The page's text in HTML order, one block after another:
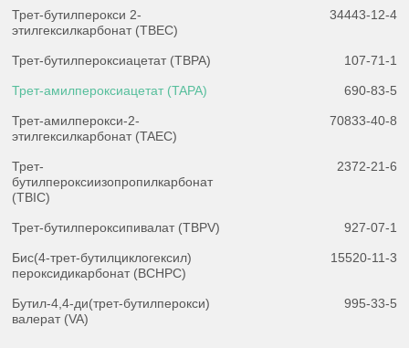
Трет-бутилперокси 2-
этилгексилкарбонат (TBEC)
34443-12-4
Трет-бутилпероксиацетат (TBPA) 107-71-1
Трет-амилпероксиацетат (TAPA) 690-83-5
Трет-амилперокси-2-
этилгексилкарбонат (TAEC)
70833-40-8
Трет-
бутилпероксиизопропилкарбонат
(TBIC)
2372-21-6
Трет-бутилпероксипивалат (TBPV) 927-07-1
Бис(4-трет-бутилциклогексил)
пероксидикарбонат (BCHPC)
15520-11-3
Бутил-4,4-ди(трет-бутилперокси)
валерат (VA)
995-33-5